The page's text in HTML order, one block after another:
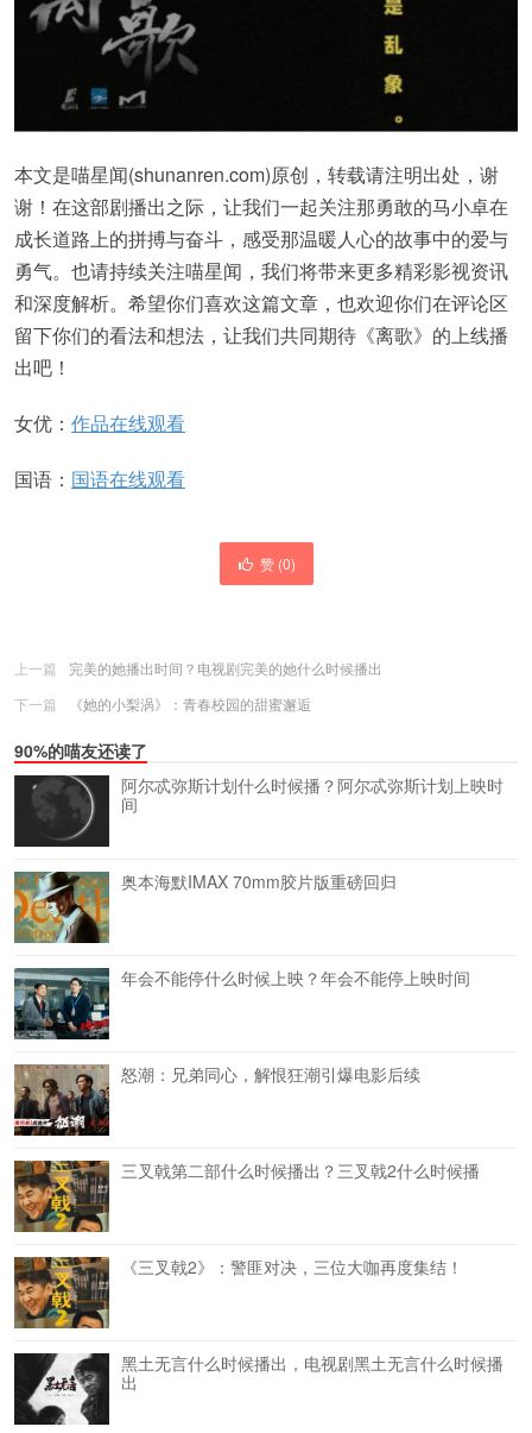
本文是喵星闻(shunanren.com)原创，转载请注明出处，谢
谢！在这部剧播出之际，让我们一起关注那勇敢的马小卓在
成长道路上的拼搏与奋斗，感受那温暖人心的故事中的爱与
勇气。也请持续关注喵星闻，我们将带来更多精彩影视资讯
和深度解析。希望你们喜欢这篇文章，也欢迎你们在评论区
留下你们的看法和想法，让我们共同期待《离歌》的上线播
出吧！
女优： 作品在线观看
国语： 国语在线观看
赞 (0)
上一篇
完美的她播出时间？电视剧完美的她什么时候播出
下一篇
《她的小梨涡》：青春校园的甜蜜邂逅
90%的喵友还读了
阿尔忒弥斯计划什么时候播？阿尔忒弥斯计划上映时
间
奥本海默IMAX 70mm胶片版重磅回归
年会不能停什么时候上映？年会不能停上映时间
怒潮：兄弟同心，解恨狂潮引爆电影后续
三叉戟第二部什么时候播出？三叉戟2什么时候播
《三叉戟2》：警匪对决，三位大咖再度集结！
黑土无言什么时候播出，电视剧黑土无言什么时候播
出